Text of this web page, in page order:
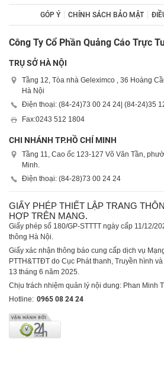
GÓP Ý CHÍNH SÁCH BẢO MẬT
Công Ty Cổ Phần Quảng Cáo Trực
TRỤ SỞ HÀ NỘI
Tầng 12, Tòa nhà Geleximco , 36 Hoàng
Hà Nội
Điện thoại: (84-24)73 00 24 24 | (84-24)35
Fax:0243 512 1804
CHI NHÁNH TP.HỒ CHÍ MINH
Tầng 11, Cao ốc 123-127 Võ Văn Tần,
Minh.
Điện thoại: (84-28)73 00 24 24
GIẤY PHÉP THIẾT LẬP TRANG
HỢP TRÊN MẠNG.
Giấy phép số 180/GP-STTTT ngày cấp 11/12/
thông Hà Nội.
Giấy xác nhận thông báo cung cấp dịch vụ
PTTH&TTĐT do Cục Phát thanh, Truyền hình
13 tháng 6 năm 2025.
Chịu trách nhiệm quản lý nội dung: Phan Minh
Hotline: 0965 08 24 24